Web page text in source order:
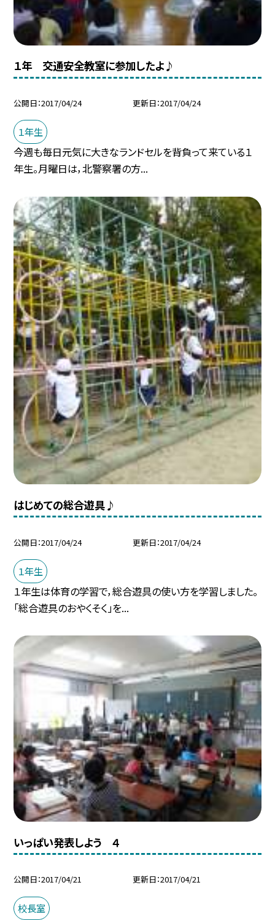
１年 交通安全教室に参加したよ♪
公開日 2017/04/24 更新日 2017/04/24
１年生
今週も毎日元気に大きなランドセルを背負って来ている１
年生。月曜日は，北警察署の方...
はじめての総合遊具♪
公開日 2017/04/24 更新日 2017/04/24
１年生
１年生は体育の学習で，総合遊具の使い方を学習しました。
「総合遊具のおやくそく」を...
いっぱい発表しよう ４
公開日 2017/04/21 更新日 2017/04/21
校長室